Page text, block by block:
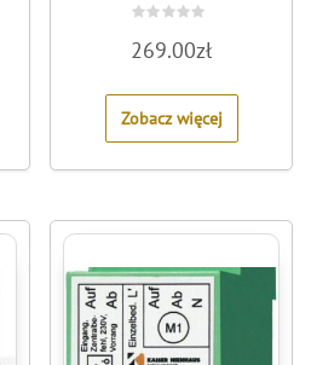
0
out
5
269.00zł
Zobacz więcej